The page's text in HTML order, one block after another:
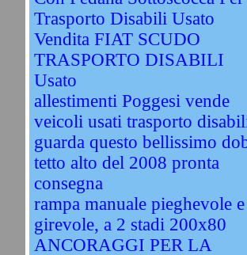
Trasporto Disabili Usato
Vendita FIAT SCUDO
TRASPORTO DISABILI
Usato
allestimenti Poggesi vende
veicoli usati trasporto
guarda questo bellissimo
tetto alto del 2008 pronta
consegna
rampa manuale pieghevole e
girevole, a 2 stadi 200x80
ANCORAGGI PER LA